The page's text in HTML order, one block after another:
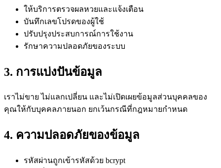
ให้บริการตรวจผลหวยและแจ้งเตือน
บันทึกเลขโปรดของผู้ใช้
ปรับปรุงประสบการณ์การใช้งาน
รักษาความปลอดภัยของระบบ
3. การแบ่งปันข้อมูล
เราไม่ขาย ไม่แลกเปลี่ยน และไม่เปิดเผยข้อมูลส่วนบุคคลของ
คุณให้กับบุคคลภายนอก ยกเว้นกรณีที่กฎหมายกำหนด
4. ความปลอดภัยของข้อมูล
รหัสผ่านถูกเข้ารหัสด้วย bcrypt